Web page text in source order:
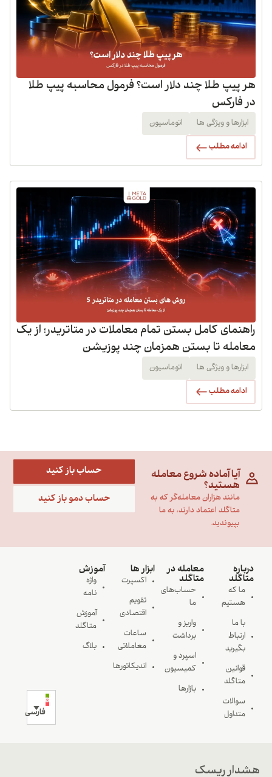
هر پیپ طلا چند دلار است؟ فرمول محاسبه پیپ طلا
در فارکس
ابزارها و ویژگی ها اتوماسیون
ادامه مطلب
راهنمای کامل بستن تمام معاملات در متاتریدر؛ از یک
معامله تا بستن همزمان چند پوزیشن
ابزارها و ویژگی ها اتوماسیون
ادامه مطلب
آیا آماده شروع معامله
هستید؟
مانند هزاران معامله‌گر که به
متاگلد اعتماد دارند، به ما
بپیوندید.
حساب باز کنید
حساب دمو باز کنید
درباره
متاگلد
ما که
هستیم
با ما
ارتباط
بگیرید
قوانین
متاگلد
سوالات
متداول
معامله در
متاگلد
حساب‌های
ما
واریز و
برداشت
اسپرد و
کمیسیون
بازارها
ابزار ها
اکسپرت
تقویم
اقتصادی
ساعات
معاملاتی
اندیکاتورها
آموزش
واژه
نامه
آموزش
متاگلد
بلاگ
فارسی
هشدار ریسک